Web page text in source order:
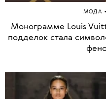
МОДА •
Монограмме Louis
подделок стала